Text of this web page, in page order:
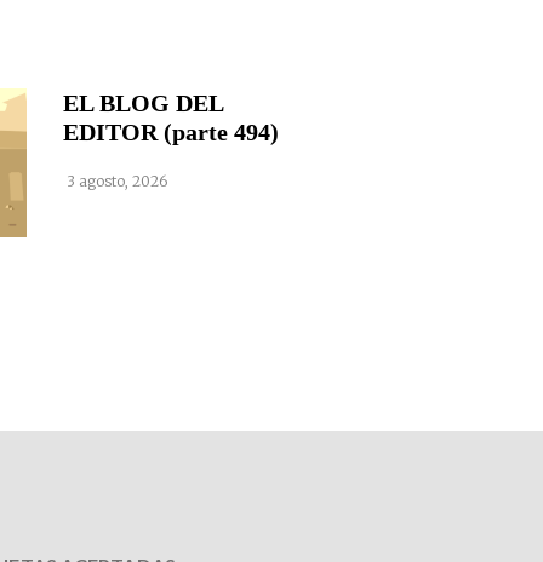
EL BLOG DEL
EDITOR (parte 494)
3 agosto, 2026